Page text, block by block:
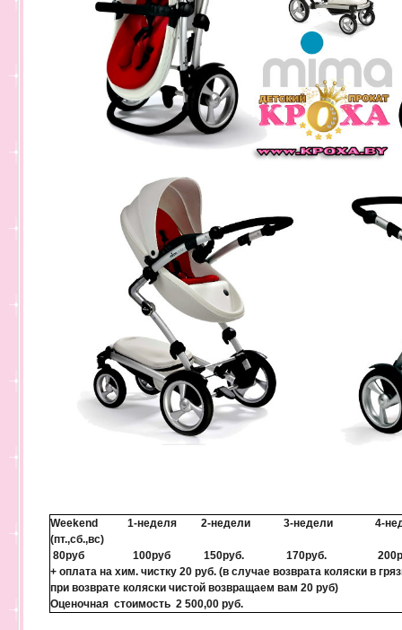
Weekend
(пт.,сб.,вс)
1-неделя 2-недели 3-недели 4-
80руб 100руб 150руб. 170руб.
+ оплата на хим. чистку 20 руб. (в случае возврата коляски в
при возврате коляски чистой возвращаем вам 20 руб)
Оценочная стоимость 2 500,00 руб.